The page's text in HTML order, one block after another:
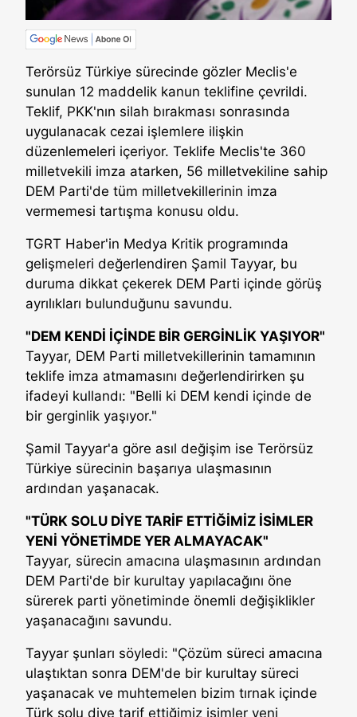
Terörsüz Türkiye sürecinde gözler Meclis'e
sunulan 12 maddelik kanun teklifine çevrildi.
Teklif, PKK'nın silah bırakması sonrasında
uygulanacak cezai işlemlere ilişkin
düzenlemeleri içeriyor. Teklife Meclis'te 360
milletvekili imza atarken, 56 milletvekiline sahip
DEM Parti'de tüm milletvekillerinin imza
vermemesi tartışma konusu oldu.
TGRT Haber'in Medya Kritik programında
gelişmeleri değerlendiren Şamil Tayyar, bu
duruma dikkat çekerek DEM Parti içinde görüş
ayrılıkları bulunduğunu savundu.
"DEM KENDİ İÇİNDE BİR GERGİNLİK YAŞIYOR"
Tayyar, DEM Parti milletvekillerinin tamamının
teklife imza atmamasını değerlendirirken şu
ifadeyi kullandı: "Belli ki DEM kendi içinde de
bir gerginlik yaşıyor."
Şamil Tayyar'a göre asıl değişim ise Terörsüz
Türkiye sürecinin başarıya ulaşmasının
ardından yaşanacak.
"TÜRK SOLU DİYE TARİF ETTİĞİMİZ İSİMLER
YENİ YÖNETİMDE YER ALMAYACAK"
Tayyar, sürecin amacına ulaşmasının ardından
DEM Parti'de bir kurultay yapılacağını öne
sürerek parti yönetiminde önemli değişiklikler
yaşanacağını savundu.
Tayyar şunları söyledi: "Çözüm süreci amacına
ulaştıktan sonra DEM'de bir kurultay süreci
yaşanacak ve muhtemelen bizim tırnak içinde
Türk solu diye tarif ettiğimiz isimler yeni